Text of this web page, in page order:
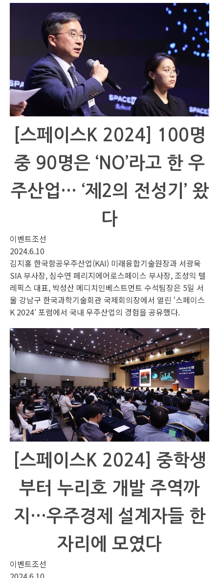
[스페이스K 2024] 100명
중 90명은 ‘NO’라고 한 우
주산업… ‘제2의 전성기’ 왔
다
이벤트조선
2024.6.10
김지홍 한국항공우주산업(KAI) 미래융합기술원장과 서광욱
SIA 부사장, 심수연 페리지에어로스페이스 부사장, 조성익 텔
레픽스 대표, 박성산 메디치인베스트먼트 수석팀장은 5일 서
울 강남구 한국과학기술회관 국제회의장에서 열린 ‘스페이스
K 2024′ 포럼에서 국내 우주산업의 경험을 공유했다.
[스페이스K 2024] 중학생
부터 누리호 개발 주역까
지…우주경제 설계자들 한
자리에 모였다
이벤트조선